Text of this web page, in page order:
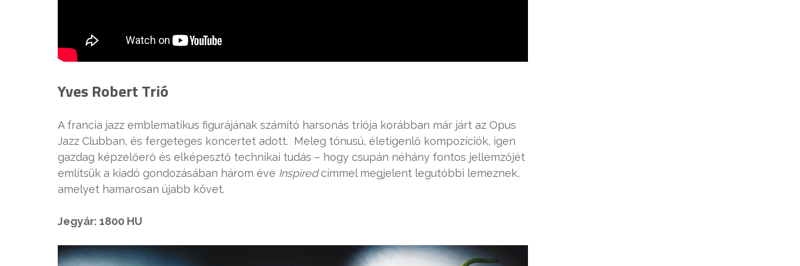
Yves Robert Trió
A francia jazz emblematikus figurájának számító harsonás triója korábban már járt az Opus
Jazz Clubban, és fergeteges koncertet adott. Meleg tónusú, életigenlő kompozíciók, igen
gazdag képzelőerő és elképesztő technikai tudás – hogy csupán néhány fontos jellemzőjét
említsük a kiadó gondozásában három éve Inspiredcímmel megjelent legutóbbi lemeznek,
amelyet hamarosan újabb követ.
Jegyár: 1800 HU